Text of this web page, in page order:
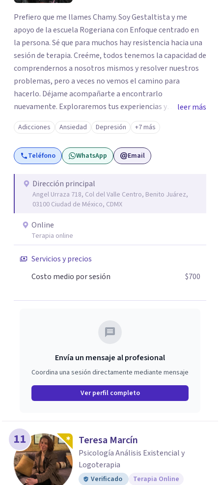
Prefiero que me llames Chamy. Soy Gestaltista y me
apoyo de la escuela Rogeriana con Enfoque centrado en
la persona. Sé que para muchos hay resistencia hacia una
sesión de terapia. Creéme, todos tenemos la capacidad de
comprendernos a nosotros mismos y resolver nuestros
problemas, pero a veces no vemos el camino para
hacerlo. Déjame acompañarte a encontrarlo
nuevamente. Exploraremos tus experiencias y
emociones; encontrar en la novedad otra forma de
responder a ellas y enfrentarlas hoy es a lo que te invito.
Reinventarse es una opción. La relación que
construyamos tú y yo basada en la confianza, honestidad
Aceptación y cambio a través de la empatía con nosotros
y el mundo. Un ambiente que no juzga, un lugar seguro
para hablar de aquello que nos resistimos a aceptar. Sé
del profundo vacío que deja la muerte de un ser querido o
la pérdida de una mascota; lo devastador que es separarte
de quien amas o la frustración al perder un proyecto de
vida; pero también sé, que puedes manejar lo que sientes,
transformarlo y reinventarte. La ansiedad puede
experiencia ¿Cómo es ser tú?
leer más
Adicciones Ansiedad Depresión +7 más
Teléfono WhatsApp Email
Dirección principal
Angel Urraza 718, Col del Valle Centro, Benito Juárez,
03100 Ciudad de México, CDMX
Online
Terapia online
Servicios y precios
Costo medio por sesión
$700
Envía un mensaje al profesional
Coordina una sesión directamente mediante mensaje
Ver perfil completo
11 Teresa Marcín
Psicología Análisis Existencial y
Logoterapia
Verificado Terapia Online